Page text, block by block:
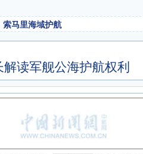
索马里海域护航
读军舰公海护航权利